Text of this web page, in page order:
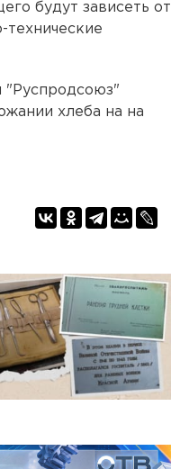
будут зависеть от
технические
"Руспродсоюз"
хлеба на на